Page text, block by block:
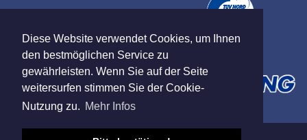
Diese Website verwendet Cookies, um Ihnen
den bestmöglichen Service zu
gewährleisten. Wenn Sie auf der Seite
weitersurfen stimmen Sie der Cookie-
Nutzung zu. Mehr Infos